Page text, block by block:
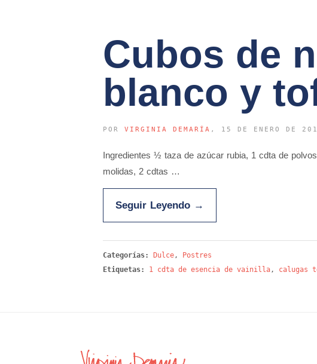
Cubos de
blanco y
POR VIRGINIA DEMARÍA , 15 DE ENERO DE
Ingredientes ½ taza de azúcar rubia, 1 cdta de
molidas, 2 cdtas …
Seguir Leyendo →
Categorías: Dulce,
Postres
Etiquetas:
1 cdta de esencia de vainilla, calugas